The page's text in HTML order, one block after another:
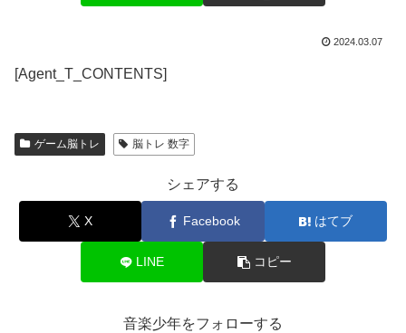
2024.03.07
[Agent_T_CONTENTS]
ゲーム脳トレ 脳トレ 数字
シェアする
X Facebook はてブ
LINE コピー
音楽少年をフォローする